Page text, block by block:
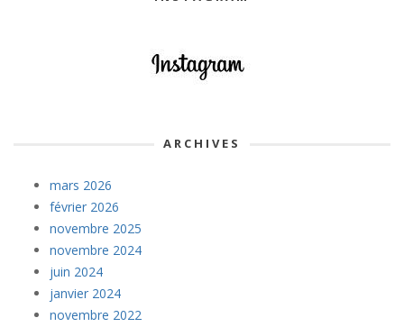
ARCHIVES
mars 2026
février 2026
novembre 2025
novembre 2024
juin 2024
janvier 2024
novembre 2022